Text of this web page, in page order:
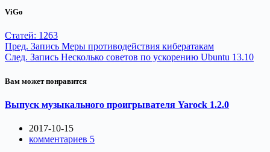
ViGo
Статей: 1263
Пред. Запись Меры противодействия кибератакам
След. Запись Несколько советов по ускорению Ubuntu 13.10
Вам может понравится
Выпуск музыкального проигрывателя Yarock 1.2.0
2017-10-15
комментариев 5